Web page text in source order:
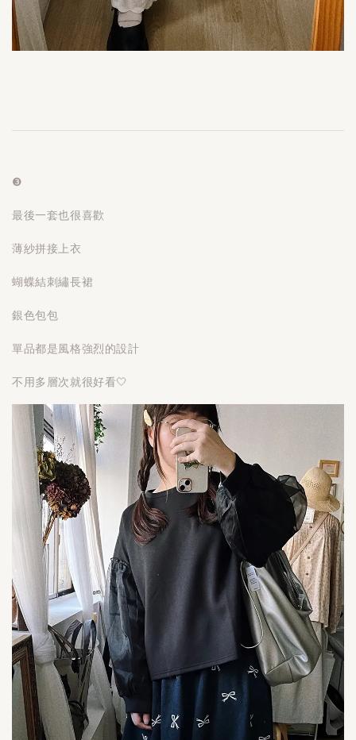
❸
最後一套也很喜歡
薄紗拼接上衣
蝴蝶結刺繡長裙
銀色包包
單品都是風格強烈的設計
不用多層次就很好看🤍